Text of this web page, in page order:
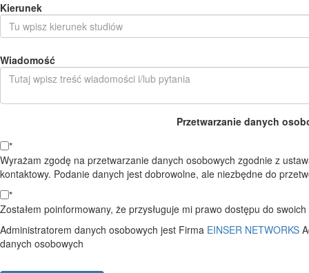
Kierunek
Wiadomość
Przetwarzanie danych
*
Wyrażam zgodę na przetwarzanie danych osobowych zgodnie z
kontaktowy. Podanie danych jest dobrowolne, ale niezbędne do
*
Zostałem poinformowany, że przysługuje mi prawo dostępu do
Administratorem danych osobowych jest Firma EINSER NETWORKS
danych osobowych